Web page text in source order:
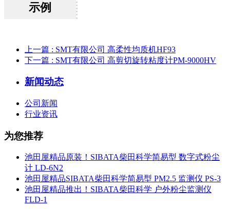
示例
上一篇 : SMT有限公司 高柔性均质机HF93
下一篇 : SMT有限公司 高剪切旋转粘度计PM-9000HV
新闻动态
公司新闻
行业资讯
为您推荐
池田屋精品原装！SIBATA柴田科学简易型 数字式粉尘
计 LD-6N2
池田屋精品SIBATA柴田科学简易型 PM2.5 监测仪 PS-3
池田屋精品推出！SIBATA柴田科学 户外粉尘监测仪
FLD-1